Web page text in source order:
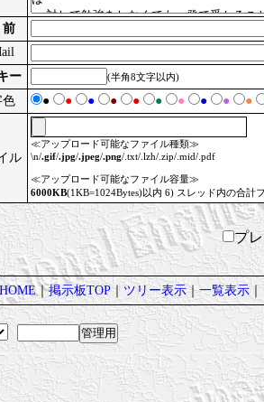
ー
(半角8文字以内)
色 ● ● ● ● ● ● ● ● ● ●
ル
≪アップロード可能なファイル種類≫
\n/.gif/.jpg/.jpeg/.png/.txt/.lzh/.zip/.mid/.pdf
≪アップロード可能なファイル容量≫
6000KB(1KB=1024Bytes)以内 6) スレッド内の合計
プ
｜掲示板TOP｜ツリー表示｜一覧表示｜